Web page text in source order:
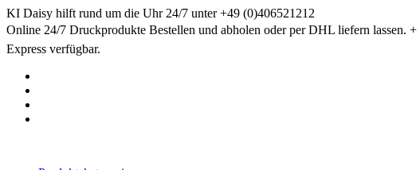
Springe
zum
KI Daisy hilft rund um die Uhr 24/7 unter +49 (0)406521212
Online 24/7 Druckprodukte Bestellen und abholen oder per DHL liefern
Express verfügbar.